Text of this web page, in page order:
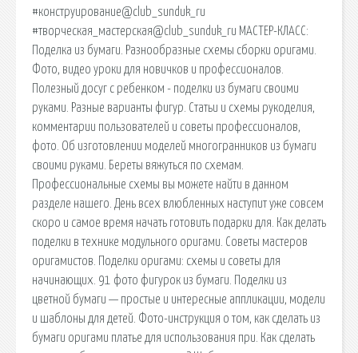
#конструирование@club_sunduk_ru
#творческая_мастерская@club_sunduk_ru МАСТЕР-КЛАСС:
Поделка из бумаги. Разнообразные схемы сборки оригами.
Фото, видео уроки для новичков и профессионалов.
Полезный досуг с ребенком - поделки из бумаги своими
руками. Разные варианты фигур. Статьи и схемы рукоделия,
комментарии пользователей и советы профессионалов,
фото. Об изготовлении моделей многогранников из бумаги
своими руками. Береты вяжуться по схемам.
Профессиональные схемы вы можете найти в данном
разделе нашего. День всех влюбленных наступит уже совсем
скоро и самое время начать готовить подарки для. Как делать
поделки в технике модульного оригами. Советы мастеров
оригамистов. Поделки оригами: схемы и советы для
начинающих. 91 фото фигурок из бумаги. Поделки из
цветной бумаги — простые и интересные аппликации, модели
и шаблоны для детей. Фото-инструкция о том, как сделать из
бумаги оригами платье для использования при. Как сделать